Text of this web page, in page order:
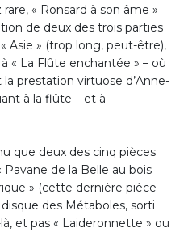
« Ronsard à son âme »
de deux des trois parties
Asie » (trop long, peut-être),
« La Flûte enchantée » – où
prestation virtuose d’Anne-
à la flûte – et à
que deux des cinq pièces
Pavane de la Belle au bois
» (cette dernière pièce
des Métaboles, sorti
et pas « Laideronnette » ou